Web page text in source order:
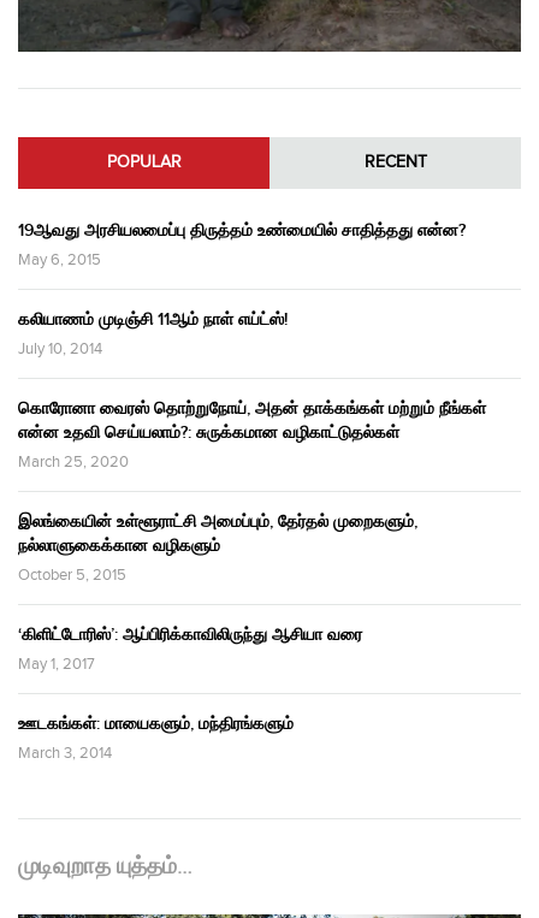
POPULAR RECENT
19ஆவது அரசியலமைப்பு திருத்தம் உண்மையில் சாதித்தது என்ன?
May 6, 2015
கலியாணம் முடிஞ்சி 11ஆம் நாள் எய்ட்ஸ்!
July 10, 2014
கொரோனா வைரஸ் தொற்றுநோய், அதன் தாக்கங்கள் மற்றும் நீங்கள்
என்ன உதவி செய்யலாம்?: சுருக்கமான வழிகாட்டுதல்கள்
March 25, 2020
இலங்கையின் உள்ளூராட்சி அமைப்பும், தேர்தல் முறைகளும்,
நல்லாளுகைக்கான வழிகளும்
October 5, 2015
‘கிளிட்டோரிஸ்’: ஆப்பிரிக்காவிலிருந்து ஆசியா வரை
May 1, 2017
ஊடகங்கள்: மாயைகளும், மந்திரங்களும்
March 3, 2014
முடிவுறாத யுத்தம்…